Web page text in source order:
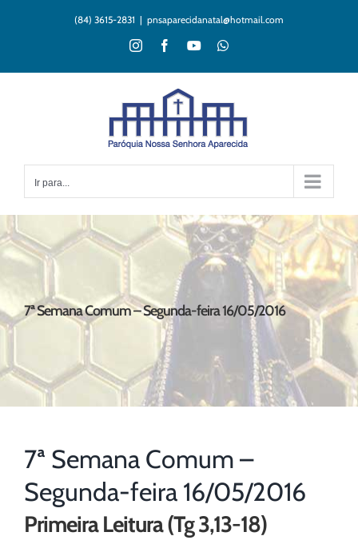
(84) 3615-2831 | pnsaparecidanatal@hotmail.com
InstagramFacebookYouTubeWhatsApp
Ir para...
7ª Semana Comum – Segunda-feira 16/05/2016
7ª Semana Comum –
Segunda-feira 16/05/2016
Primeira Leitura (Tg 3,13-18)